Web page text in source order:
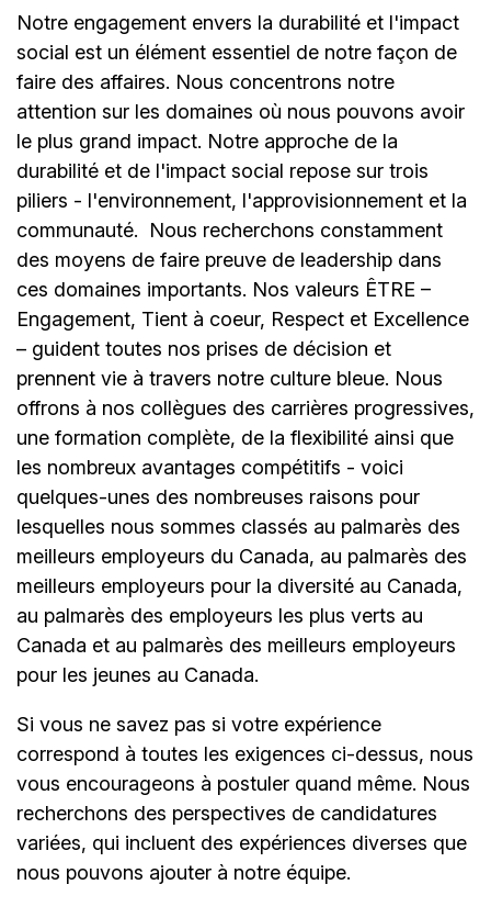
Notre engagement envers la durabilité et l'impact
social est un élément essentiel de notre façon de
faire des affaires. Nous concentrons notre
attention sur les domaines où nous pouvons avoir
le plus grand impact. Notre approche de la
durabilité et de l'impact social repose sur trois
piliers - l'environnement, l'approvisionnement et la
communauté.
Nous recherchons constamment
des moyens de faire preuve de leadership dans
ces domaines importants. Nos valeurs ÊTRE –
Engagement, Tient à coeur, Respect et Excellence
– guident toutes nos prises de décision et
prennent vie à travers notre culture bleue. Nous
offrons à nos collègues des carrières progressives,
une formation complète, de la flexibilité ainsi que
les nombreux avantages compétitifs - voici
quelques-unes des nombreuses raisons pour
lesquelles nous sommes classés au palmarès des
meilleurs employeurs du Canada, au palmarès des
meilleurs employeurs pour la diversité au Canada,
au palmarès des employeurs les plus verts au
Canada et au palmarès des meilleurs employeurs
pour les jeunes au Canada.
Si vous ne savez pas si votre expérience
correspond à toutes les exigences ci-dessus, nous
vous encourageons à postuler quand même. Nous
recherchons des perspectives de candidatures
variées, qui incluent des expériences diverses que
nous pouvons ajouter à notre équipe.